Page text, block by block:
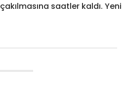
saatler kaldı. Yeni